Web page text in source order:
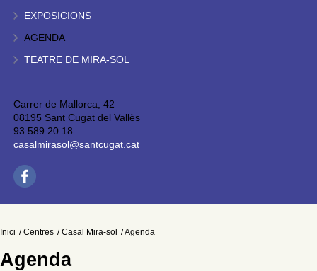
EXPOSICIONS
AGENDA
TEATRE DE MIRA-SOL
Carrer de Mallorca, 42
08195 Sant Cugat del Vallès
93 589 20 18
casalmirasol@santcugat.cat
Inici Centres Casal Mira-sol Agenda
Agenda